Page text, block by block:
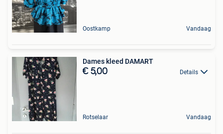
Oostkamp Vandaag
Dames kleed DAMART
€ 5,00 Details
Rotselaar Vandaag